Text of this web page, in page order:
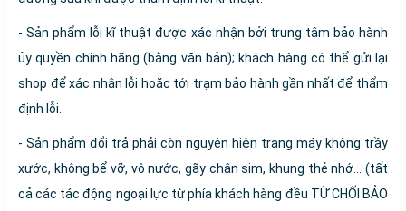
- Sản phẩm lỗi kĩ thuật được xác nhận bởi trung tâm bảo hành
ủy quyền chính hãng (bằng văn bản); khách hàng có thể gửi lại
shop để xác nhận lỗi hoặc tới trạm bảo hành gần nhất để thẩm
định lỗi.
- Sản phẩm đổi trả phải còn nguyên hiện trạng máy không trầy
xước, không bể vỡ, vô nước, gãy chân sim, khung thẻ nhớ… (tất
cả các tác động ngoại lực từ phía khách hàng đều TỪ CHỐI BẢO